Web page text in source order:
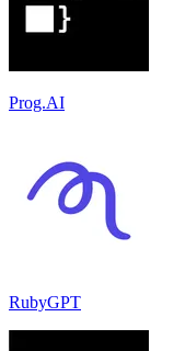
Prog.AI
RubyGPT